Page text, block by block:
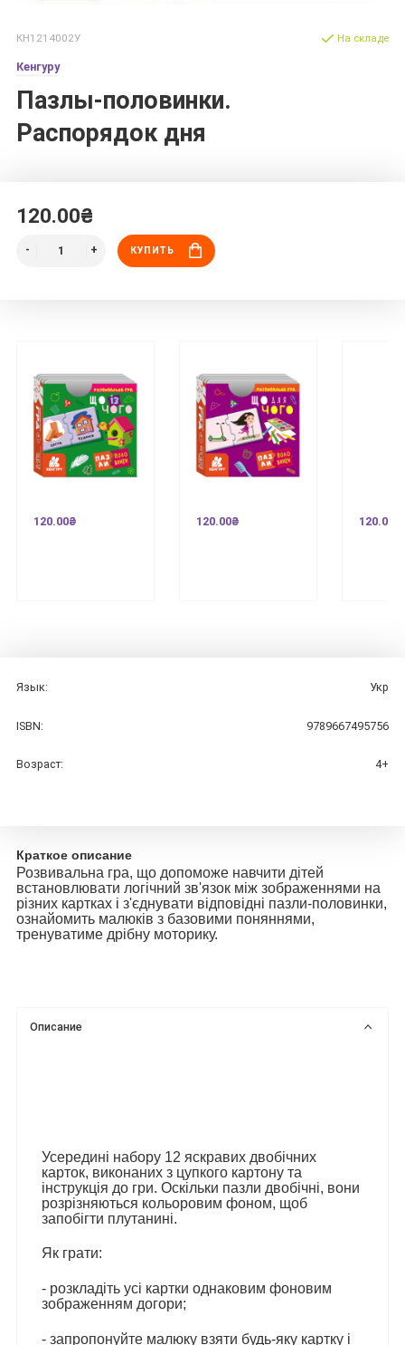
КН1214002У
Кенгуру
Пазлы-половинки.
Распорядок дня
На складе
120.00₴
КУПИТЬ
120.00₴ 120.00₴ 120.00₴
Язык: Укр
ISBN: 9789667495756
Возраст: 4+
Краткое описание
Розвивальна гра, що допоможе навчити дітей
встановлювати логічний зв'язок між зображеннями на
різних картках і з'єднувати відповідні пазли-половинки,
ознайомить малюків з базовими поняннями,
тренуватиме дрібну моторику.
Описание
Усередині набору 12 яскравих двобічних
карток, виконаних з цупкого картону та
інструкція до гри. Оскільки пазли двобічні, вони
розрізняються кольоровим фоном, щоб
запобігти плутанині.
Як грати:
- розкладіть усі картки однаковим фоновим
зображенням догори;
- запропонуйте малюку взяти будь-яку картку і